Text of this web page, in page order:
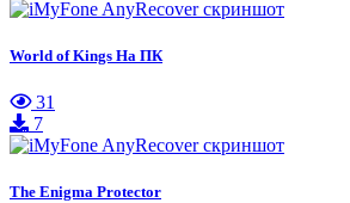
World of Kings На ПК
31
7
The Enigma Protector